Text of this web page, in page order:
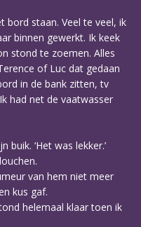
bord staan. Veel te veel, ik
binnen gewerkt. Ik keek
stond te zoemen. Alles
of Luc dat gedaan
in de bank zitten, tv
had net de vaatwasser
buik. ‘Het was lekker.’
van hem niet meer
kus gaf.
helemaal klaar toen ik